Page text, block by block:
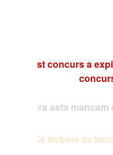
concurs a expirat în
concursurile
asta mancam afara!
trebuie sa faci: